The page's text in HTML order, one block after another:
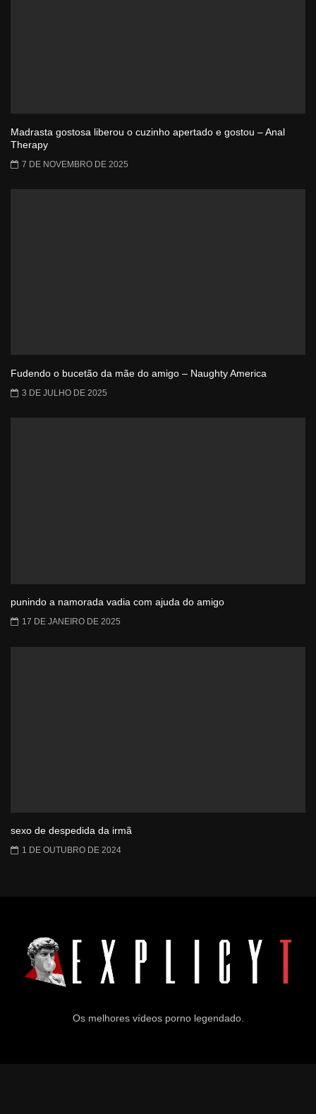
Madrasta gostosa liberou o cuzinho apertado e gostou – Anal
Therapy
7 DE NOVEMBRO DE 2025
Fudendo o bucetão da mãe do amigo – Naughty America
3 DE JULHO DE 2025
punindo a namorada vadia com ajuda do amigo
17 DE JANEIRO DE 2025
sexo de despedida da irmã
1 DE OUTUBRO DE 2024
Os melhores vídeos porno legendado.